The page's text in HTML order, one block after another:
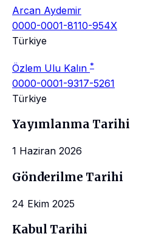
Arcan Aydemir
0000-0001-8110-954X
Türkiye
Özlem Ulu Kalın *
0000-0001-9317-5261
Türkiye
Yayımlanma Tarihi
1 Haziran 2026
Gönderilme Tarihi
24 Ekim 2025
Kabul Tarihi